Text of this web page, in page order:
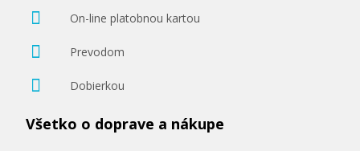
On-line platobnou kartou
Prevodom
Dobierkou
Všetko o doprave a nákupe